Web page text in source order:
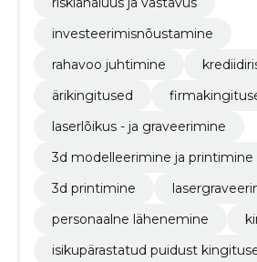
investeerimisnõustamine
rahavoo juhtimine
ärikingitused
laserlõikus - ja graveerimine
3d modelleerimine ja printimine
3d printimine
personaalne lähenemine
isikupärastatud puidust